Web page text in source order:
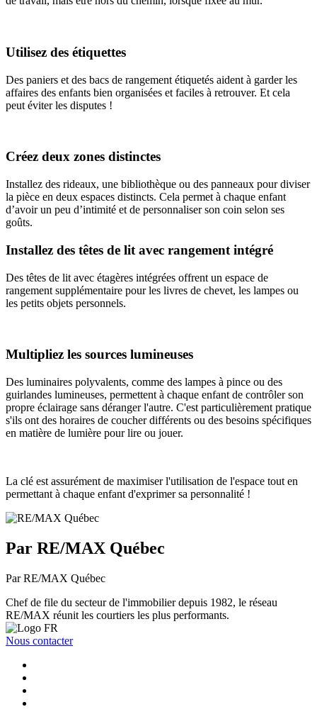
Utilisez des étiquettes
Des paniers et des bacs de rangement étiquetés aident à garder les
affaires des enfants bien organisées et faciles à retrouver. Et cela
peut éviter les disputes !
Créez deux zones distinctes
Installez des rideaux, une bibliothèque ou des panneaux pour diviser
la pièce en deux espaces distincts. Cela permet à chaque enfant
d’avoir un peu d’intimité et de personnaliser son coin selon ses
goûts.
Installez des têtes de lit avec rangement intégré
Des têtes de lit avec étagères intégrées offrent un espace de
rangement supplémentaire pour les livres de chevet, les lampes ou
les petits objets personnels.
Multipliez les sources lumineuses
Des luminaires polyvalents, comme des lampes à pince ou des
guirlandes lumineuses, permettent à chaque enfant de contrôler son
propre éclairage sans déranger l'autre. C'est particulièrement pratique
s'ils ont des horaires de coucher différents ou des besoins spécifiques
en matière de lumière pour lire ou jouer.
La clé est assurément de maximiser l'utilisation de l'espace tout en
permettant à chaque enfant d'exprimer sa personnalité !
Par RE/MAX Québec
Par RE/MAX Québec
Chef de file du secteur de l'immobilier depuis 1982, le réseau
RE/MAX réunit les courtiers les plus performants.
Nous contacter